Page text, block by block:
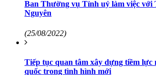
Ban Thường vụ Tỉnh uỷ làm việc với
Nguyên
(25/08/2022)
Tiếp tục quan tâm xây dựng tiềm lực
quốc trong tình hình mới